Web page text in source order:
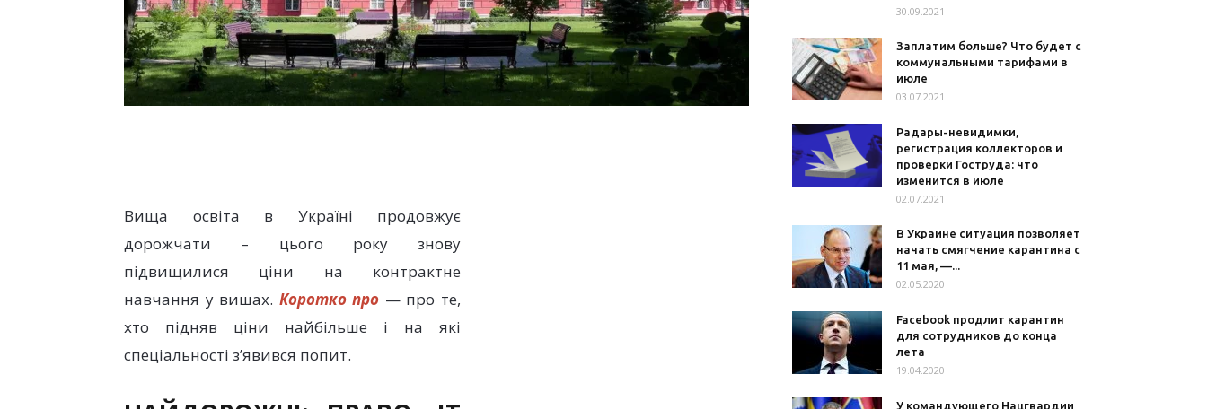
Вища освіта в Україні продовжує
дорожчати – цього року знову
підвищилися ціни на контрактне
навчання у вишах. Коротко про — про те,
хто підняв ціни найбільше і на які
спеціальності з’явився попит.
30.09.2021
Заплатим больше? Что будет с
коммунальными тарифами в
июле
03.07.2021
Радары-невидимки,
регистрация коллекторов и
проверки Гоструда: что
изменится в июле
02.07.2021
В Украине ситуация позволяет
начать смягчение карантина с
11 мая, —...
02.05.2020
Facebook продлит карантин
для сотрудников до конца
лета
19.04.2020
У командующего Нацгвардии